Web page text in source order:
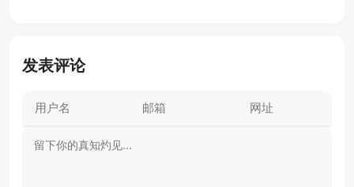
发表评论